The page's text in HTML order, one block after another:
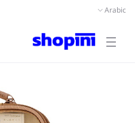
Arabic